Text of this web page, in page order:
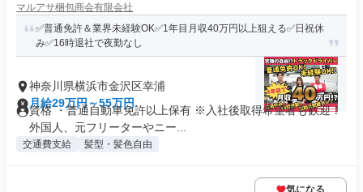
マルアサ梱包商会有限会社
✅普通免許＆業界未経験OK✅1年目月収40万円以上狙える✅日祝休
み✅16時退社で夜勤なし
神奈川県横浜市金沢区幸浦
月給29万円～55万円
資格 ・普通自動車免許以上保有 ※入社後取得希望者も歓迎！
外国人、元フリーターやニー...
交通費支給 髪型・髪色自由
気になる